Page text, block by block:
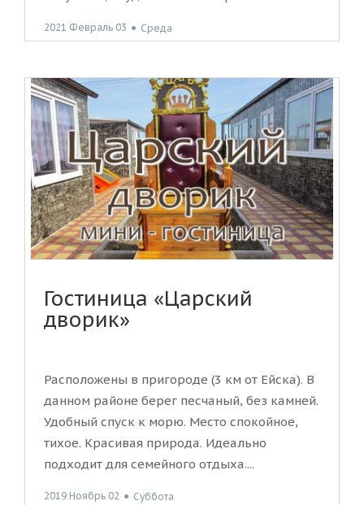
2021 Февраль 03 ● Среда
Гостиница «Царский
дворик»
Расположены в пригороде (3 км от Ейска). В
данном районе берег песчаный, без камней.
Удобный спуск к морю. Место спокойное,
тихое. Красивая природа. Идеально
подходит для семейного отдыха....
2019 Ноябрь 02 ● Суббота